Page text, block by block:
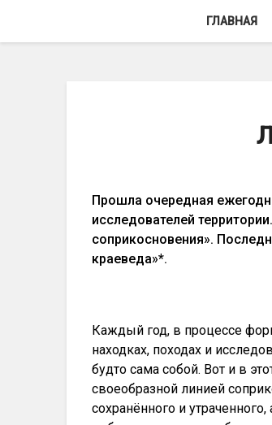
ГЛАВНАЯ
Прошла очередная
исследователей
соприкосновения».
краеведа»*.
Каждый год, в процессе
находках, походах и
будто сама собой. Вот и в
своеобразной линией
сохранённого и